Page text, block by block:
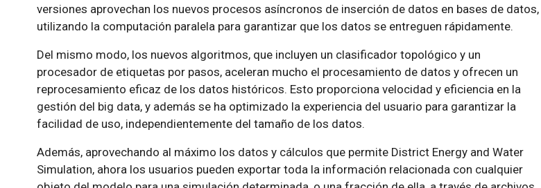
versiones aprovechan los nuevos procesos asíncronos de inserción de datos en bases de datos,
utilizando la computación paralela para garantizar que los datos se entreguen rápidamente.
Del mismo modo, los nuevos algoritmos, que incluyen un clasificador topológico y un
procesador de etiquetas por pasos, aceleran mucho el procesamiento de datos y ofrecen un
reprocesamiento eficaz de los datos históricos. Esto proporciona velocidad y eficiencia en la
gestión del big data, y además se ha optimizado la experiencia del usuario para garantizar la
facilidad de uso, independientemente del tamaño de los datos.
Además, aprovechando al máximo los datos y cálculos que permite District Energy and Water
Simulation, ahora los usuarios pueden exportar toda la información relacionada con cualquier